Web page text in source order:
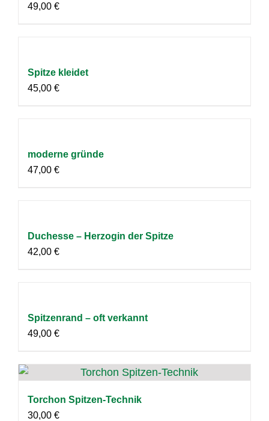
49,00 €
Spitze kleidet
45,00 €
moderne gründe
47,00 €
Duchesse – Herzogin der Spitze
42,00 €
Spitzenrand – oft verkannt
49,00 €
Torchon Spitzen-Technik
30,00 €